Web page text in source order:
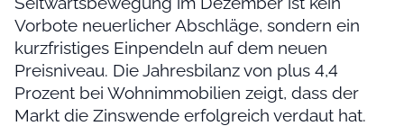
Vorbote neuerlicher Abschläge, sondern ein
kurzfristiges Einpendeln auf dem neuen
Preisniveau. Die Jahresbilanz von plus 4,4
Prozent bei Wohnimmobilien zeigt, dass der
Markt die Zinswende erfolgreich verdaut hat.